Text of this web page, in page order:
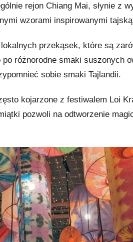
rejon Chiang Mai, słynie z
wzorami inspirowanymi
przekąsek, które są
różnorodne smaki suszonych
sobie smaki Tajlandii.
kojarzone z festiwalem Loi
pozwoli na odtworzenie